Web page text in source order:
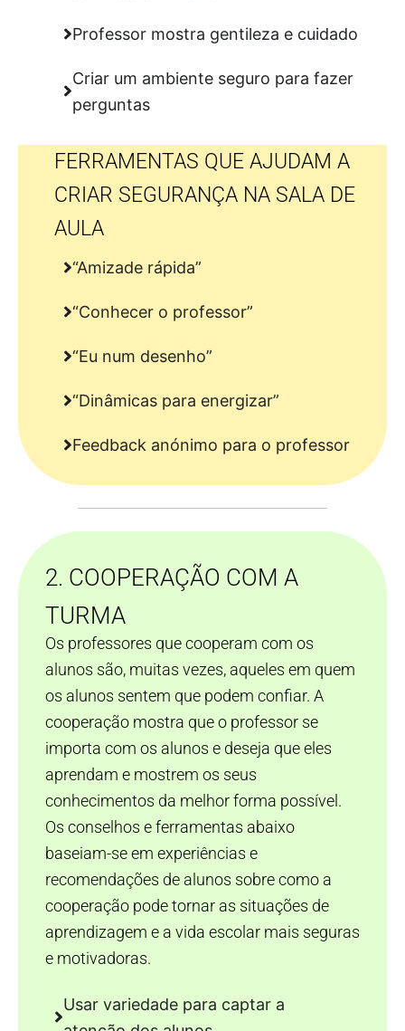
Professor mostra gentileza e cuidado
Criar um ambiente seguro para fazer
perguntas
FERRAMENTAS QUE AJUDAM A
CRIAR SEGURANÇA NA SALA DE
AULA
“Amizade rápida”
“Conhecer o professor”
“Eu num desenho”
“Dinâmicas para energizar”
Feedback anónimo para o professor
2. COOPERAÇÃO COM A
TURMA
Os professores que cooperam com os
alunos são, muitas vezes, aqueles em quem
os alunos sentem que podem confiar. A
cooperação mostra que o professor se
importa com os alunos e deseja que eles
aprendam e mostrem os seus
conhecimentos da melhor forma possível.
Os conselhos e ferramentas abaixo
baseiam-se em experiências e
recomendações de alunos sobre como a
cooperação pode tornar as situações de
aprendizagem e a vida escolar mais seguras
e motivadoras.
Usar variedade para captar a